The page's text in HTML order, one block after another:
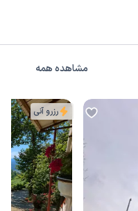
مشاهده همه
رزرو آنی